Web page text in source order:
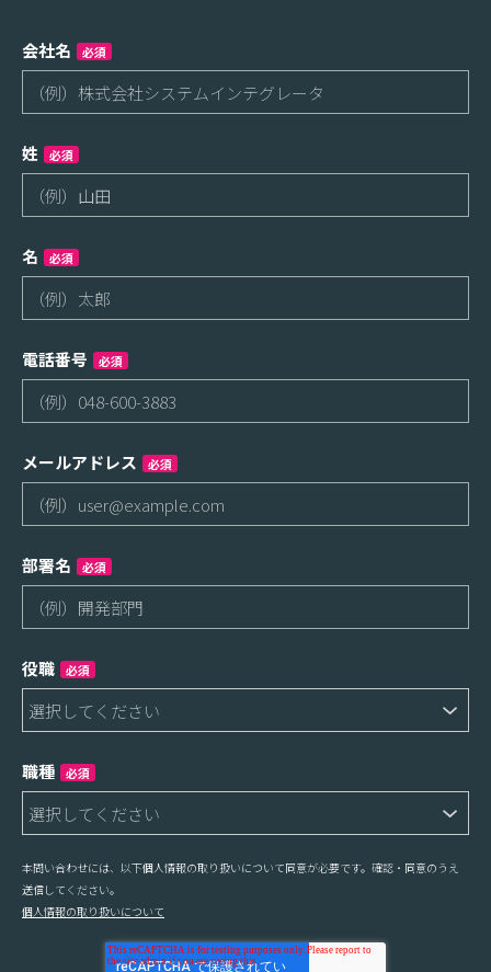
会社名 必須
姓 必須
名 必須
電話番号 必須
メールアドレス 必須
部署名 必須
役職 必須
職種 必須
本問い合わせには、以下個人情報の取り扱いについて同意が必要です。確認・同意のうえ
送信してください。
個人情報の取り扱いについて